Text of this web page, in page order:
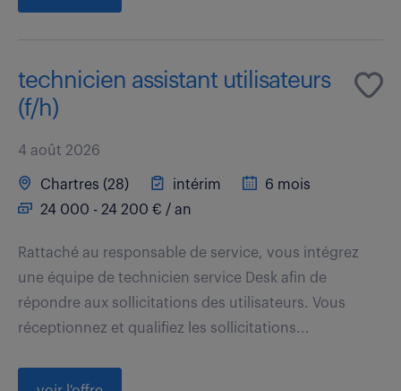
technicien assistant utilisateurs
(f/h)
4 août 2026
Chartres (28) intérim
6 mois
24 000 - 24 200 € / an
Rattaché au responsable de service, vous intégrez
une équipe de technicien service Desk afin de
répondre aux sollicitations des utilisateurs. Vous
réceptionnez et qualifiez les sollicitations...